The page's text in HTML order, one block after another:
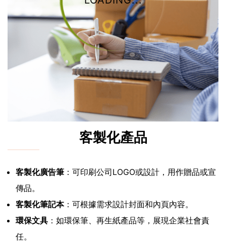
客製化產品
客製化廣告筆 ：可印刷公司LOGO或設計，用作贈品或宣
傳品。
客製化筆記本：可根據需求設計封面和內頁內容。
環保文具 ：如環保筆、再生紙產品等，展現企業社會責
任。